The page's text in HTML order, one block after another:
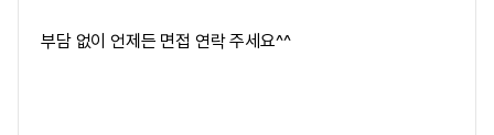
부담 없이 언제든 면접 연락 주세요^^